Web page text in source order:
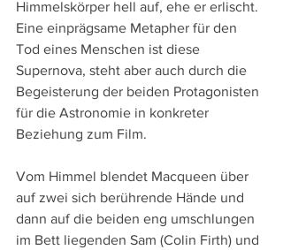
Himmelskörper hell auf, ehe er erlischt.
Eine einprägsame Metapher für den
Tod eines Menschen ist diese
Supernova, steht aber auch durch die
Begeisterung der beiden Protagonisten
für die Astronomie in konkreter
Beziehung zum Film.
Vom Himmel blendet Macqueen über
auf zwei sich berührende Hände und
dann auf die beiden eng umschlungen
im Bett liegenden Sam (Colin Firth) und